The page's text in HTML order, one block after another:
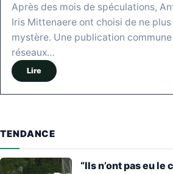
Après des mois de spéculations,
Iris Mittenaere ont choisi de ne
mystère. Une publication
réseaux…
Lire
TENDANCE
“Ils n’ont pas eu le